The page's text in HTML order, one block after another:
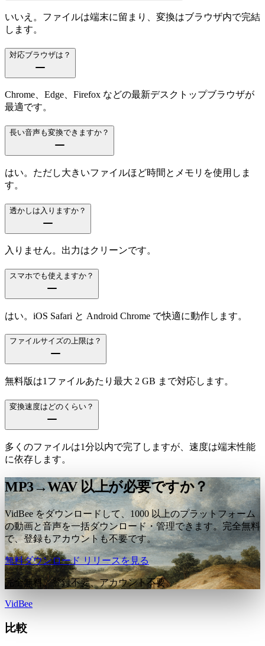
いいえ。ファイルは端末に留まり、変換はブラウザ内で完結
します。
対応ブラウザは？
Chrome、Edge、Firefox などの最新デスクトップブラウザが
最適です。
長い音声も変換できますか？
はい。ただし大きいファイルほど時間とメモリを使用しま
す。
透かしは入りますか？
入りません。出力はクリーンです。
スマホでも使えますか？
はい。iOS Safari と Android Chrome で快適に動作します。
ファイルサイズの上限は？
無料版は1ファイルあたり最大 2 GB まで対応します。
変換速度はどのくらい？
多くのファイルは1分以内で完了しますが、速度は端末性能
に依存します。
MP3→WAV 以上が必要ですか？
VidBee をダウンロードして、1000 以上のプラットフォーム
の動画と音声を一括ダウンロード・管理できます。完全無料
で、登録もアカウントも不要です。
無料ダウンロード リリースを見る
完全無料。登録不要、アカウント不要。
VidBee
比較